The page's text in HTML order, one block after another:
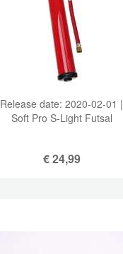
Release date: 2020-02-01 |
Soft Pro S-Light Futsal
€24,99